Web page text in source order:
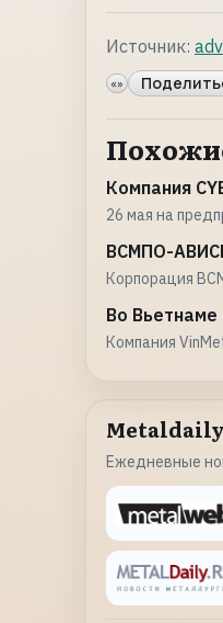
Источник:
«»
Компания
26 мая на
ВСМПО-
Корпорация
Во Вьетнаме
Компания
Ежедневные